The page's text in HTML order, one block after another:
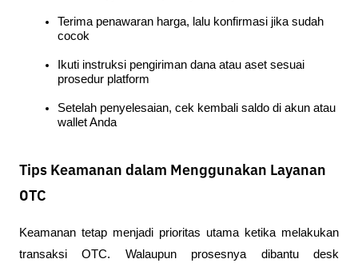
Terima penawaran harga, lalu konfirmasi jika sudah
cocok
Ikuti instruksi pengiriman dana atau aset sesuai
prosedur platform
Setelah penyelesaian, cek kembali saldo di akun atau
wallet Anda
Tips Keamanan dalam Menggunakan Layanan
OTC
Keamanan tetap menjadi prioritas utama ketika melakukan
transaksi OTC. Walaupun prosesnya dibantu desk